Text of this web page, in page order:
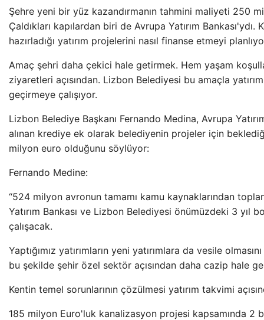
Şehre yeni bir yüz kazandırmanın tahmini maliyeti 250
Çaldıkları kapılardan biri de Avrupa Yatırım Bankası'ydı.
hazırladığı yatırım projelerini nasıl finanse etmeyi
Amaç şehri daha çekici hale getirmek. Hem yaşam
ziyaretleri açısından. Lizbon Belediyesi bu amaçla
geçirmeye çalışıyor.
Lizbon Belediye Başkanı Fernando Medina, Avrupa
alınan krediye ek olarak belediyenin projeler için
milyon euro olduğunu söylüyor:
Fernando Medine:
“524 milyon avronun tamamı kamu kaynaklarından
Yatırım Bankası ve Lizbon Belediyesi önümüzdeki 3 yıl
çalışacak.
Yaptığımız yatırımların yeni yatırımlara da vesile
bu şekilde şehir özel sektör açısından daha cazip hale
Kentin temel sorunlarının çözülmesi yatırım takvimi
185 milyon Euro'luk kanalizasyon projesi kapsamında 2